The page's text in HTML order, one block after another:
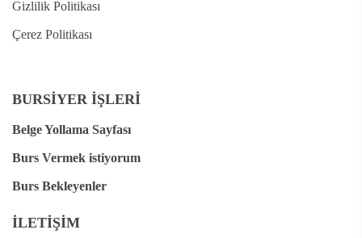
Gizlilik Politikası
Çerez Politikası
BURSİYER İŞLERİ
Belge Yollama Sayfası
Burs Vermek istiyorum
Burs Bekleyenler
İLETİŞİM